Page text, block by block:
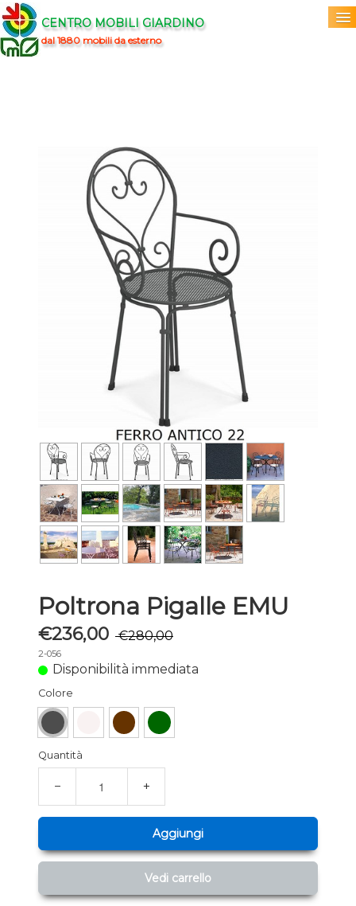
CENTRO MOBILI GIARDINO
dal 1880 mobili da esterno
Poltrona Pigalle EMU
€236,00 €280,00
2-056
Disponibilità immediata
Colore
Quantità
− +
Aggiungi
Vedi carrello